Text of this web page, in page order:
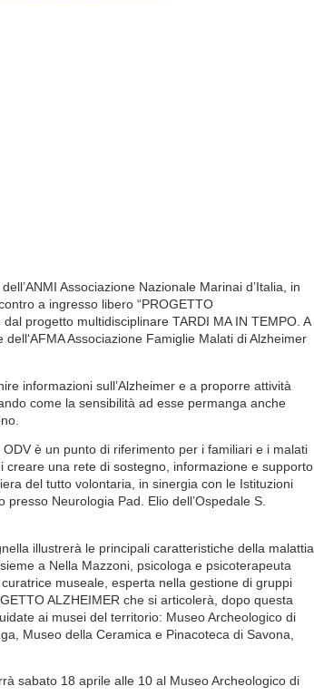
Associazione Nazionale Marinai d’Italia, in
a ingresso libero “PROGETTO
progetto multidisciplinare TARDI MA IN TEMPO. A
Associazione Famiglie Malati di Alzheimer
informazioni sull’Alzheimer e a proporre attività
come la sensibilità ad esse permanga anche
ODV è un punto di riferimento per i familiari e i malati
creare una rete di sostegno, informazione e supporto
del tutto volontaria, in sinergia con le Istituzioni
Neurologia Pad. Elio dell’Ospedale S.
illustrerà le principali caratteristiche della malattia
a Nella Mazzoni, psicologa e psicoterapeuta
museale, esperta nella gestione di gruppi
ALZHEIMER che si articolerà, dopo questa
ai musei del territorio: Museo Archeologico di
Museo della Ceramica e Pinacoteca di Savona,
sabato 18 aprile alle 10 al Museo Archeologico di